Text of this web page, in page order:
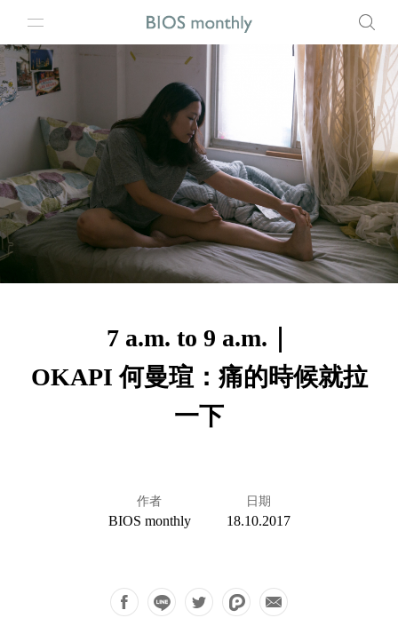
7 a.m. to 9 a.m.｜
OKAPI 何曼瑄：痛的時候就拉
一下
作者
BIOS monthly
日期
18.10.2017